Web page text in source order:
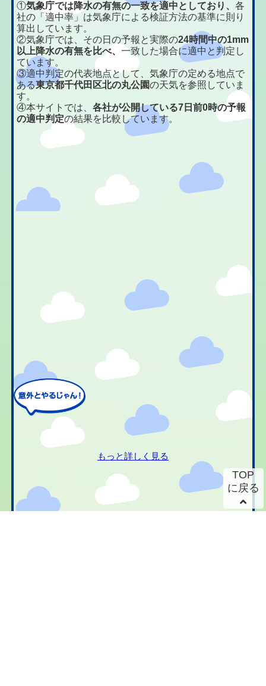
①気象庁では降水の有無の一致を適中としており、各
社の「適中率」は気象庁による検証方法の基準に則り
算出しています。
②気象庁では、その日の予報と実際の24時間中の1mm
以上降水の有無を比べ、一致した場合に適中と判定し
ています。
③適中判定の代表地点として、気象庁の定める地点で
ある東京都千代田区北の丸公園の天気を参照していま
す。
④本サイトでは、各社が公開している7日前0時の予報
の適中判定の結果を比較しています。
もっと詳しく見る
TOP
に戻る